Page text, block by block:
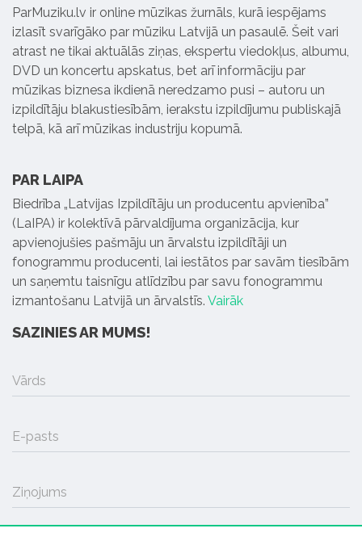
ParMuziku.lv ir online mūzikas žurnāls, kurā iespējams
izlasīt svarīgāko par mūziku Latvijā un pasaulē. Šeit vari
atrast ne tikai aktuālās ziņas, ekspertu viedokļus, albumu,
DVD un koncertu apskatus, bet arī informāciju par
mūzikas biznesa ikdienā neredzamo pusi – autoru un
izpildītāju blakustiesībām, ierakstu izpildījumu publiskajā
telpā, kā arī mūzikas industriju kopumā.
PAR LAIPA
Biedrība „Latvijas Izpildītāju un producentu apvienība”
(LaIPA) ir kolektīvā pārvaldījuma organizācija, kur
apvienojušies pašmāju un ārvalstu izpildītāji un
fonogrammu producenti, lai iestātos par savām tiesībām
un saņemtu taisnīgu atlīdzību par savu fonogrammu
izmantošanu Latvijā un ārvalstīs. Vairāk
SAZINIES AR MUMS!
Vārds
E-pasts
Ziņojums